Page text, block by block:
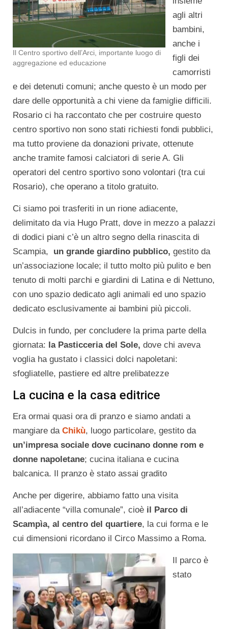
Il Centro sportivo dell’Arci, importante luogo di
aggregazione ed educazione
agli altri
bambini,
anche i
figli dei
camorristi
e dei detenuti comuni; anche questo è un modo per
dare delle opportunità a chi viene da famiglie difficili.
Rosario ci ha raccontato che per costruire questo
centro sportivo non sono stati richiesti fondi pubblici,
ma tutto proviene da donazioni private, ottenute
anche tramite famosi calciatori di serie A. Gli
operatori del centro sportivo sono volontari (tra cui
Rosario), che operano a titolo gratuito.
Ci siamo poi trasferiti in un rione adiacente,
delimitato da via Hugo Pratt, dove in mezzo a palazzi
di dodici piani c’è un altro segno della rinascita di
Scampia, un grande giardino pubblico, gestito da
un’associazione locale; il tutto molto più pulito e ben
tenuto di molti parchi e giardini di Latina e di Nettuno,
con uno spazio dedicato agli animali ed uno spazio
dedicato esclusivamente ai bambini più piccoli.
Dulcis in fundo, per concludere la prima parte della
giornata: la Pasticceria del Sole, dove chi aveva
voglia ha gustato i classici dolci napoletani:
sfogliatelle, pastiere ed altre prelibatezze
La cucina e la casa editrice
Era ormai quasi ora di pranzo e siamo andati a
mangiare da Chikù, luogo particolare, gestito da
un’impresa sociale dove cucinano donne rom e
donne napoletane; cucina italiana e cucina
balcanica. Il pranzo è stato assai gradito
Anche per digerire, abbiamo fatto una visita
all’adiacente “villa comunale”, cioè il Parco di
Scampìa, al centro del quartiere, la cui forma e le
cui dimensioni ricordano il Circo Massimo a Roma.
Il parco è
stato